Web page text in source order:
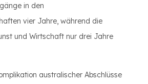
in den
vier Jahre, während die
und Wirtschaft nur drei Jahre
australischer Abschlüsse